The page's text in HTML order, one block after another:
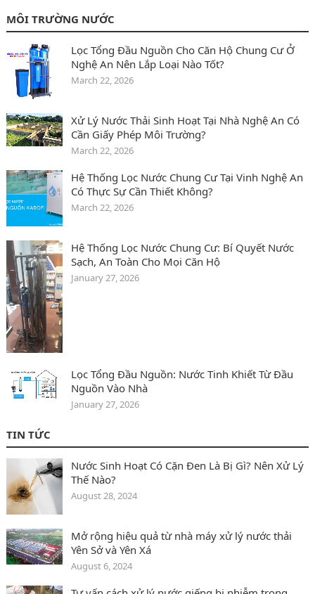
MÔI TRƯỜNG NƯỚC
Lọc Tổng Đầu Nguồn Cho Căn Hộ Chung Cư Ở
Nghệ An Nên Lắp Loại Nào Tốt?
March 22, 2026
Xử Lý Nước Thải Sinh Hoạt Tại Nhà Nghệ An Có
Cần Giấy Phép Môi Trường?
March 22, 2026
Hệ Thống Lọc Nước Chung Cư Tại Vinh Nghệ An
Có Thực Sự Cần Thiết Không?
March 22, 2026
Hệ Thống Lọc Nước Chung Cư: Bí Quyết Nước
Sạch, An Toàn Cho Mọi Căn Hộ
January 27, 2026
Lọc Tổng Đầu Nguồn: Nước Tinh Khiết Từ Đầu
Nguồn Vào Nhà
January 27, 2026
TIN TỨC
Nước Sinh Hoạt Có Cặn Đen Là Bị Gì? Nên Xử Lý
Thế Nào?
August 28, 2024
Mở rộng hiệu quả từ nhà máy xử lý nước thải
Yên Sở và Yên Xá
August 6, 2024